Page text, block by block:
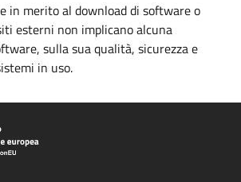
in merito al download di software o
esterni non implicano alcuna
sulla sua qualità, sicurezza e
in uso.